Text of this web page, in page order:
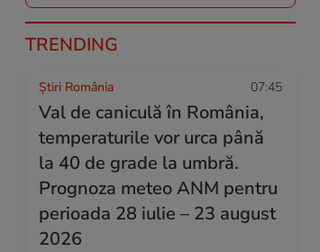
TRENDING
Știri România 07:45
Val de caniculă în România,
temperaturile vor urca până
la 40 de grade la umbră.
Prognoza meteo ANM pentru
perioada 28 iulie – 23 august
2026